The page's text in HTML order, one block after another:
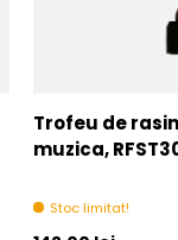
Trofeu de
muzica,
Stoc limitat!